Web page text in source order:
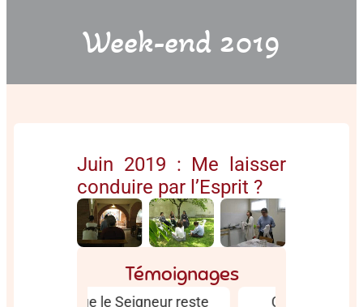
Week-end 2019
Juin 2019 : Me laisser
conduire par l’Esprit ?
Veillée à
la crypte
Temps
de
partage
au jardin
repas :
la
vaisselle
!
Témoignages
C’est la deuxième